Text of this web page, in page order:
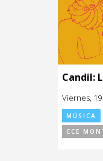
Candil:
Viernes,
MÚSICA
CCE